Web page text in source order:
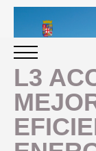
INICIO
PERIODO 2014-
L3